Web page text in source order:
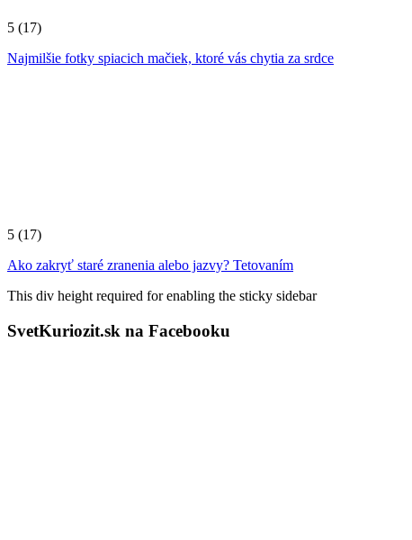
5 (17)
Najmilšie fotky spiacich mačiek, ktoré vás chytia za srdce
5 (17)
Ako zakryť staré zranenia alebo jazvy? Tetovaním
This div height required for enabling the sticky sidebar
SvetKuriozit.sk na Facebooku